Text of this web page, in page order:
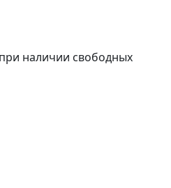
наличии свободных